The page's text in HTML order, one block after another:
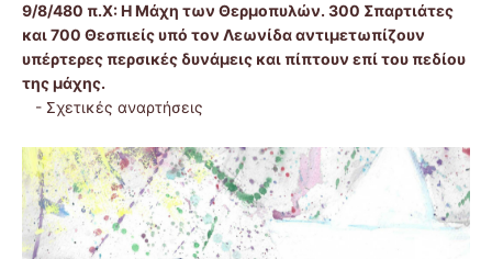
9/8/480 π.Χ:Η Μάχη των Θερμοπυλών. 300 Σπαρτιάτες
και 700 Θεσπιείς υπό τον Λεωνίδα αντιμετωπίζουν
υπέρτερες περσικές δυνάμεις και πίπτουν επί του πεδίου
της μάχης.
- Σχετικές αναρτήσεις